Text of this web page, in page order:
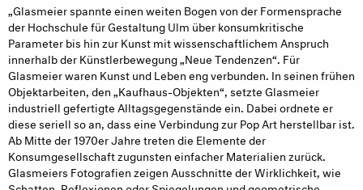
„Glasmeier spannte einen weiten Bogen von der Formensprache
der Hochschule für Gestaltung Ulm über konsumkritische
Parameter bis hin zur Kunst mit wissenschaftlichem Anspruch
innerhalb der Künstlerbewegung „Neue Tendenzen“. Für
Glasmeier waren Kunst und Leben eng verbunden. In seinen frühen
Objektarbeiten, den „Kaufhaus-Objekten“, setzte Glasmeier
industriell gefertigte Alltagsgegenstände ein. Dabei ordnete er
diese seriell so an, dass eine Verbindung zur Pop Art herstellbar ist.
Ab Mitte der 1970er Jahre treten die Elemente der
Konsumgesellschaft zugunsten einfacher Materialien zurück.
Glasmeiers Fotografien zeigen Ausschnitte der Wirklichkeit, wie